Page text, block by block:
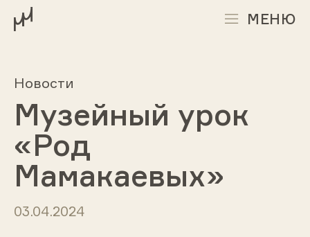
МЕНЮ
Новости
Музейный урок
«Род
Мамакаевых»
03.04.2024